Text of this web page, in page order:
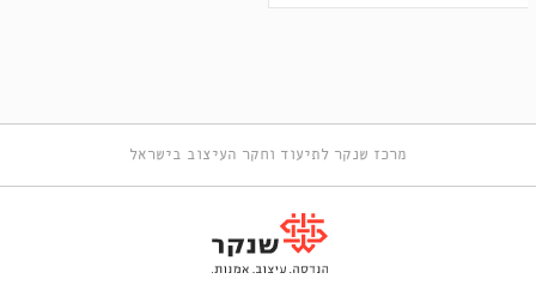
מרכז שנקר לתיעוד וחקר העיצוב בישראל